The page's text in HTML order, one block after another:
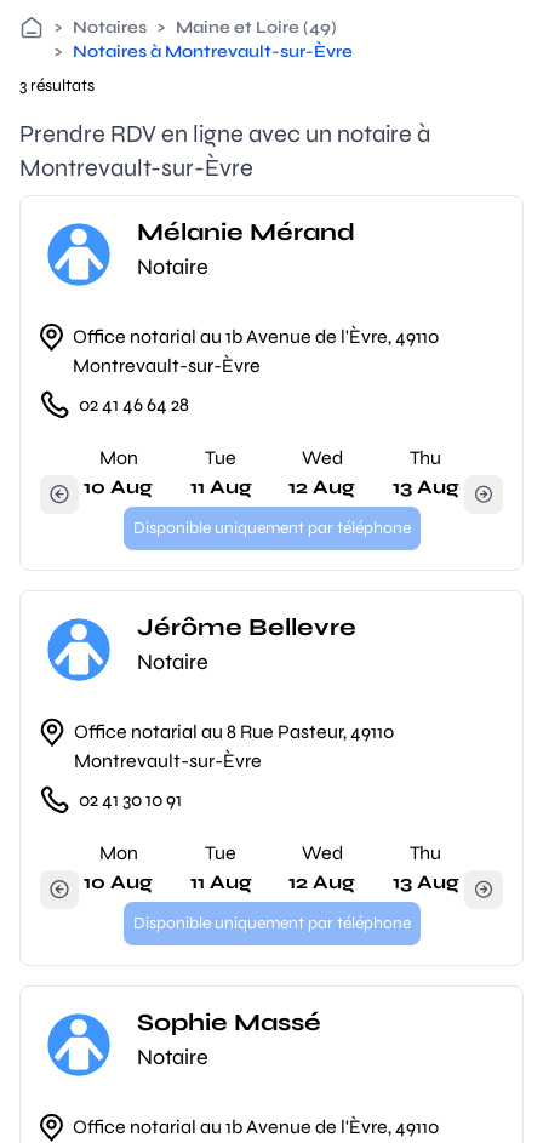
> Notaires > Maine et Loire (49)
> Notaires à Montrevault-sur-Èvre
3 résultats
Prendre RDV en ligne avec un notaire à
Montrevault-sur-Èvre
Mélanie Mérand
Notaire
Office notarial au 1b Avenue de l'Èvre, 49110
Montrevault-sur-Èvre
02 41 46 64 28
Mon
10 Aug
Tue
11 Aug
Wed
12 Aug
Thu
13 Aug
Disponible uniquement par téléphone
Jérôme Bellevre
Notaire
Office notarial au 8 Rue Pasteur, 49110
Montrevault-sur-Èvre
02 41 30 10 91
Mon
10 Aug
Tue
11 Aug
Wed
12 Aug
Thu
13 Aug
Disponible uniquement par téléphone
Sophie Massé
Notaire
Office notarial au 1b Avenue de l'Èvre, 49110